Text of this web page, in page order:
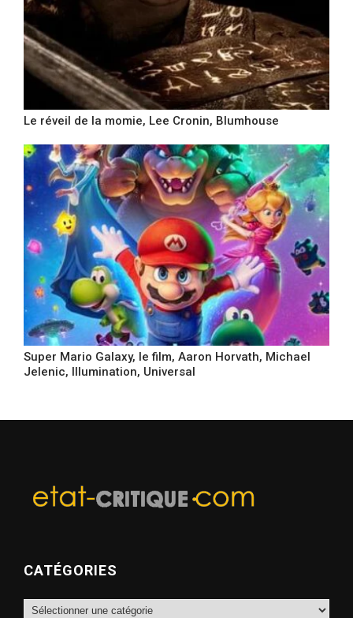
Le réveil de la momie, Lee Cronin, Blumhouse
Super Mario Galaxy, le film, Aaron Horvath, Michael
Jelenic, Illumination, Universal
CATÉGORIES
Catégories